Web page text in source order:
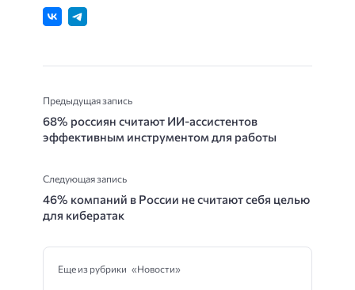
Предыдущая запись
68% россиян считают ИИ-ассистентов
эффективным инструментом для работы
Следующая запись
46% компаний в России не считают себя целью
для кибератак
Еще из рубрики «Новости»